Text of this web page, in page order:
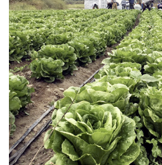
la
industria
de
la
alimentación
ponen
el
foco
en
la
sostenibilidad